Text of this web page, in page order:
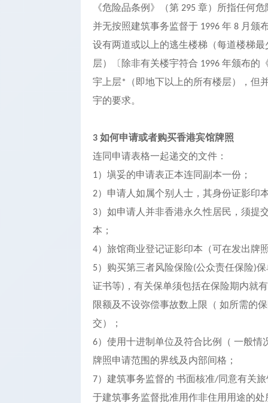
《危险品条例》（第 295 章）所指任何
并无按照建筑事务监督于 1996 年 8 月颁
设有两道或以上的逃生楼梯（每道楼梯
层）〔除非有关楼宇符合 1996 年颁布的
宇上层*
（即地下以上的所有楼层），但
宇的要求。
3 如何申请或者购买香港宾馆牌照
连同申请表格一起递交的文件：
1）塡妥的申请表正本连同副本一份；
2）申请人如属个别人士，其身份证影印
3）如申请人并非香港永久性居民，须提
本；
4）旅馆商业登记证影印本（可在发出牌
5）购买第三者风险保险(公众责任保险)保
证书等) ，有关保单须包括在保险期内就
限额及不设弥偿事故数上限（ 如所需的
交）；
6）使用十进制单位及符合比例（ 一般情
牌照申请范围的界线及内部间格；
7）建筑事务监督的 书面核准/同意有关
于建筑事务监督批准用作非住用用途的处